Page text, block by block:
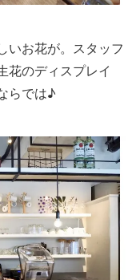
いお花が。スタッフ
花のディスプレイ
らでは♪